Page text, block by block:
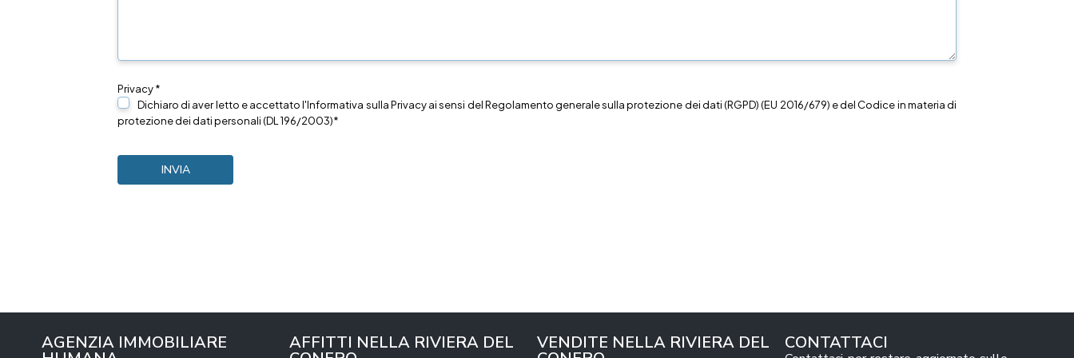
Privacy *
Dichiaro di aver letto e accettato l'Informativa sullaPrivacyai sensi del Regolamento generale sulla protezione dei dati (RGPD) (EU 2016/679) e del Codice in materia di
protezione dei dati personali (DL 196/2003)*
AGENZIA IMMOBILIARE AFFITTI NELLA RIVIERA DEL VENDITE NELLA RIVIERA DEL CONTATTACI